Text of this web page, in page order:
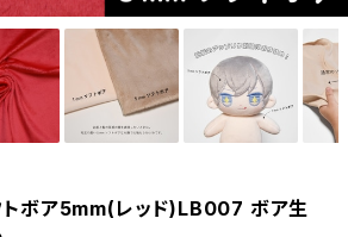
トボア5mm(レッド)LB007 ボア生